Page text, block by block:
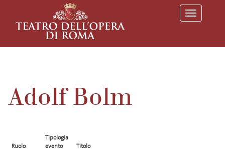
T
o
l
Adolf Bolm
Ruolo
Tipologia
evento
Titolo